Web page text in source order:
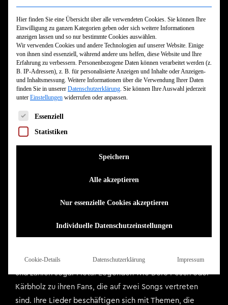
Energie und überlegt sich immer neue tolle Dinge.
Gitarrist Riffi Raffi ist der Drache unter den Dinos. Er
liebt die Natur und wird von den anderen für seine
spannenden Erzählungen geschätzt. Komppi Momppi ist
groß und laut eben wie es sich für einen echten
Apatosaurus gehört! Der Schlagzeuger ist die Papafigur
i nnerhalb der Gruppe. Bassist Muffi Puffi gehört zur
Spezies der Stegosaurier und ist mit seinen 147
Millionen Jahren das mit Abstand jüngste Bandmitglied.
Er testet gerne seine Grenzen aus, tr otzdem kann ihm
niemand wirklich böse sein. Und dann wäre da nat ürlich
Keyboard: Sie ist mutig, innovativ und experimentell,
Mit ihren beiden bisher veröffentlichten Alben konnten
generieren, haben bereits eine einzigartige Tonie Figur
und zählen sogar Metal Legenden wie Doro Pesch oder
Kärbholz zu ihren Fans, die auf zwei Songs vertreten
sind. Ihre Lieder beschäftigen sich mit Themen, die
Hier finden Sie eine Übersicht über alle verwendeten Cookies. Sie können Ihre
Einwilligung zu ganzen Kategorien geben oder sich weitere Informationen
anzeigen lassen und so nur bestimmte Cookies auswählen.
Wir verwenden Cookies und andere Technologien auf unserer Website. Einige
von ihnen sind essenziell, während andere uns helfen, diese Website und Ihre
Erfahrung zu verbessern. Personenbezogene Daten können verarbeitet werden (z.
B. IP-Adressen), z. B. für personalisierte Anzeigen und Inhalte oder Anzeigen-
und Inhaltsmessung. Weitere Informationen über die Verwendung Ihrer Daten
finden Sie in unserer Datenschutzerklärung. Sie können Ihre Auswahl jederzeit
unter Einstellungen widerrufen oder anpassen.
Es folgt eine Liste der Service-Gruppen, für die eine
Essenziell
Statistiken
Speichern
Alle akzeptieren
Nur essenzielle Cookies akzeptieren
Individuelle Datenschutzeinstellungen
Cookie-Details Datenschutzerklärung Impressum